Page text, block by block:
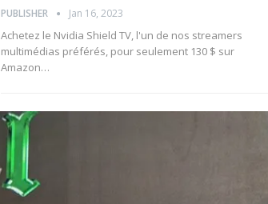
PUBLISHER Jan 16, 2023
Achetez le Nvidia Shield TV, l'un de nos streamers
multimédias préférés, pour seulement 130 $ sur
Amazon…